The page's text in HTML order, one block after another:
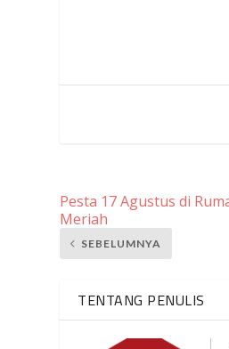
Pesta 17 Agustus di
Meriah
SEBELUMNYA
TENTANG PENULIS